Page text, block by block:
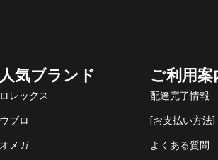
人気ブランド
ロレックス
ウブロ
オメガ
ご利用案
配達完了情報
[お支払い方法]
よくある質問